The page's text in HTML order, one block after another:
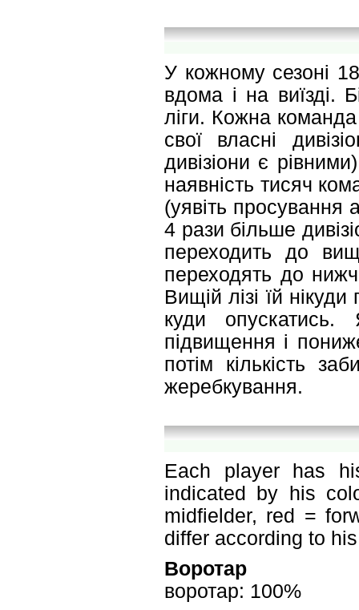
У кожному сезоні
вдома і на виїзді.
ліги. Кожна команда
свої власні
дивізіони є
наявність тисяч
(уявіть просування
4 рази більше
переходить до
переходять до
Вищій лізі їй
куди
підвищення і
потім кількість
жеребкування.
Each player has
indicated by his
midfielder, red =
differ according to
Воротар
воротар: 100%